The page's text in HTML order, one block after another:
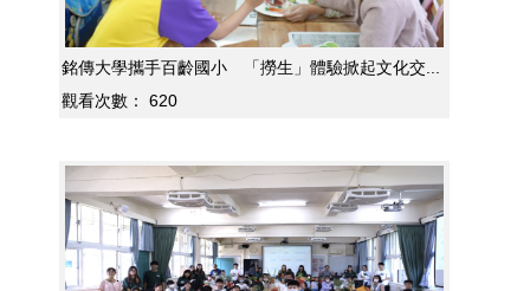
銘傳大學攜手百齡國小 「撈生」體驗掀起文化交...
觀看次數：
620